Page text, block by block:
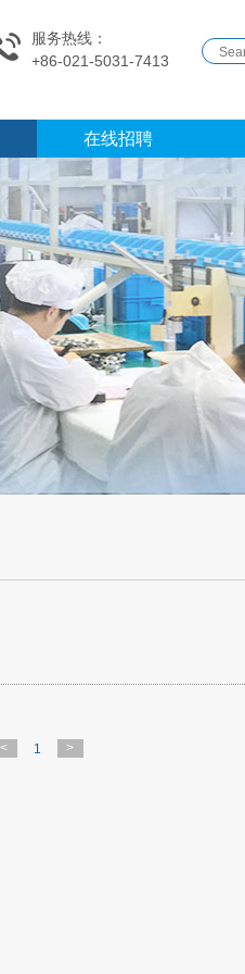
服务热线：
+86-021-5031-7413
在线招聘
< 1 >